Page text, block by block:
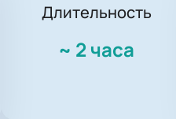
Длительность
~ 2 часа